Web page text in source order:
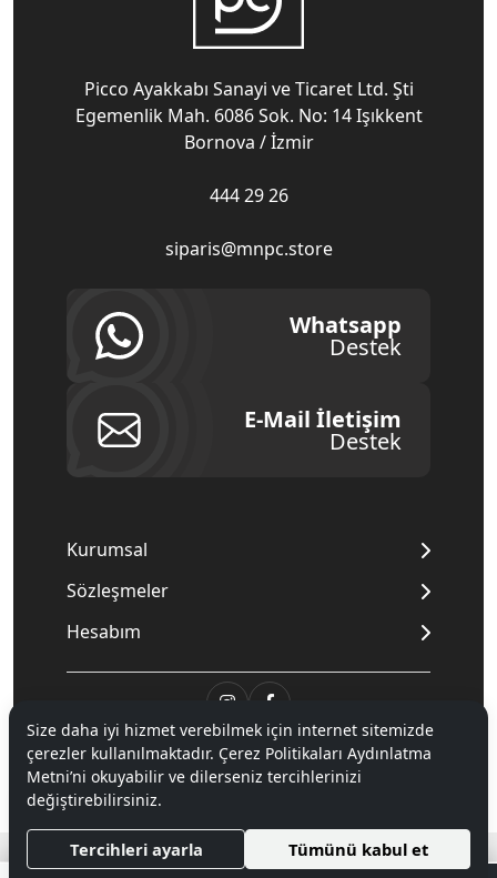
Picco Ayakkabı Sanayi ve Ticaret Ltd. Şti
Egemenlik Mah. 6086 Sok. No: 14 Işıkkent
Bornova / İzmir
444 29 26
siparis@mnpc.store
Whatsapp
Destek
E-Mail İletişim
Destek
Kurumsal
Sözleşmeler
Hesabım
© 2020Mnpc. Tüm hakları saklıdır.
Hipotenüs Yeni Nesil E-Ticaret Sistemleri ile Hazırlanmıştır.
Size daha iyi hizmet verebilmek için internet sitemizde
çerezler kullanılmaktadır. Çerez Politikaları Aydınlatma
Metni’ni okuyabilir ve dilerseniz tercihlerinizi
değiştirebilirsiniz.
Tercihleri ayarla Tümünü kabul et